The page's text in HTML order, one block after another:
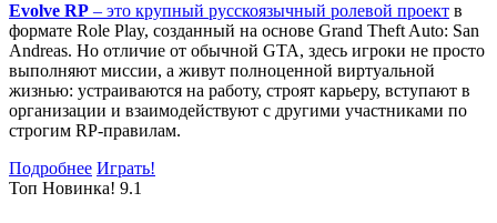
Evolve RP – это крупный русскоязычный ролевой проект в
формате Role Play, созданный на основе Grand Theft Auto: San
Andreas. Но отличие от обычной GTA, здесь игроки не просто
выполняют миссии, а живут полноценной виртуальной
жизнью: устраиваются на работу, строят карьеру, вступают в
организации и взаимодействуют с другими участниками по
строгим RP-правилам.
Подробнее Играть!
Топ Новинка! 9.1